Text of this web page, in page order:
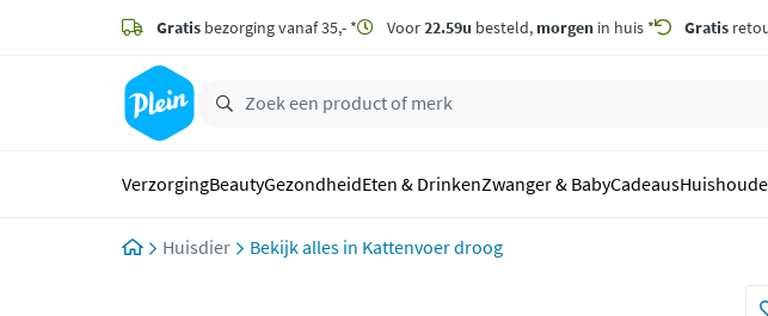
zoeken
hoofdinhoud
Gratis bezorging vanaf 35,- * Voor22.59u besteld, morgen in huis * Gratis
VerzorgingBeautyGezondheidEten & DrinkenZwanger & BabyCadeaus
Huisdier Kattenvoer droog